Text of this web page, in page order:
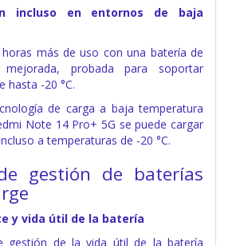
incluso en entornos de baja
más de uso con una batería de
probada para soportar
hasta -20 °C.
de carga a baja temperatura
Note 14 Pro+ 5G se puede cargar
a temperaturas de -20 °C.
gestión de baterías
y vida útil de la batería
gestión de la vida útil de la batería